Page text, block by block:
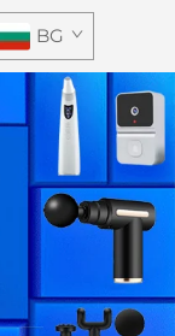
BG